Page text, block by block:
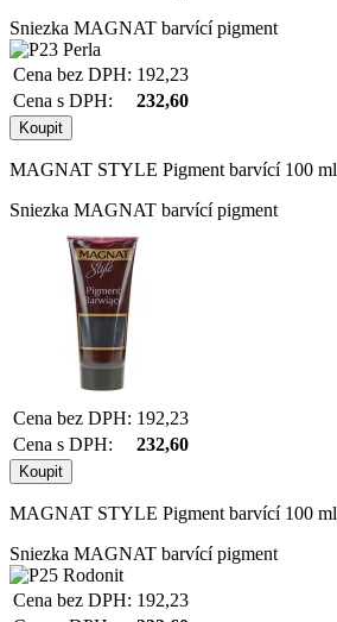
Sniezka MAGNAT barvící pigment
Cena bez DPH: 192,23
Cena s DPH:
232,60
MAGNAT STYLE Pigment barvící 100 ml
Sniezka MAGNAT barvící pigment
Cena bez DPH: 192,23
Cena s DPH:
232,60
MAGNAT STYLE Pigment barvící 100 ml
Sniezka MAGNAT barvící pigment
Cena bez DPH: 192,23